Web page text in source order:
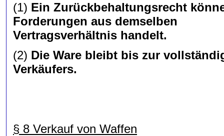
(1) Ein Zurückbehaltungsrecht
Forderungen aus demselben
Vertragsverhältnis handelt.
(2) Die Ware bleibt bis zur
Verkäufers.
§ 8 Verkauf von Waffen